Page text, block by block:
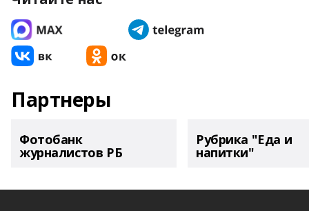
Партнеры
Фотобанк
журналистов РБ
Рубрика "Еда и
напитки"